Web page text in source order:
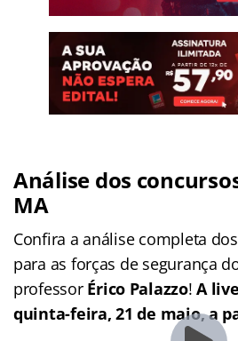
Análise dos
MA
Confira a análise completa
para as forças de segurança
professor Érico Palazzo!A
quinta-feira, 21 de maio, a